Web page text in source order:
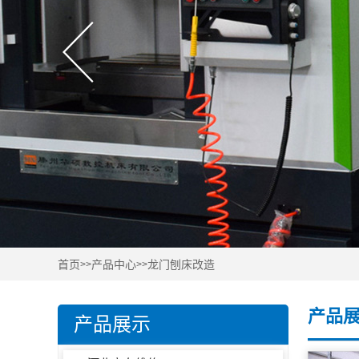
首页>>产品中心>>龙门刨床改造
产品展示 产品